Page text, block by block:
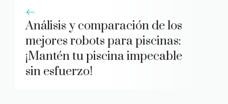
Análisis y comparación de los
mejores robots para piscinas:
¡Mantén tu piscina impecable
sin esfuerzo!